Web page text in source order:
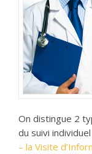
On distingue 2
du suivi
– la Visite